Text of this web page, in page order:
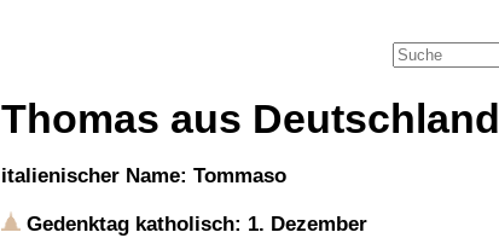
Thomas aus Deutschland
italienischer Name: Tommaso
Gedenktag katholisch: 1. Dezember